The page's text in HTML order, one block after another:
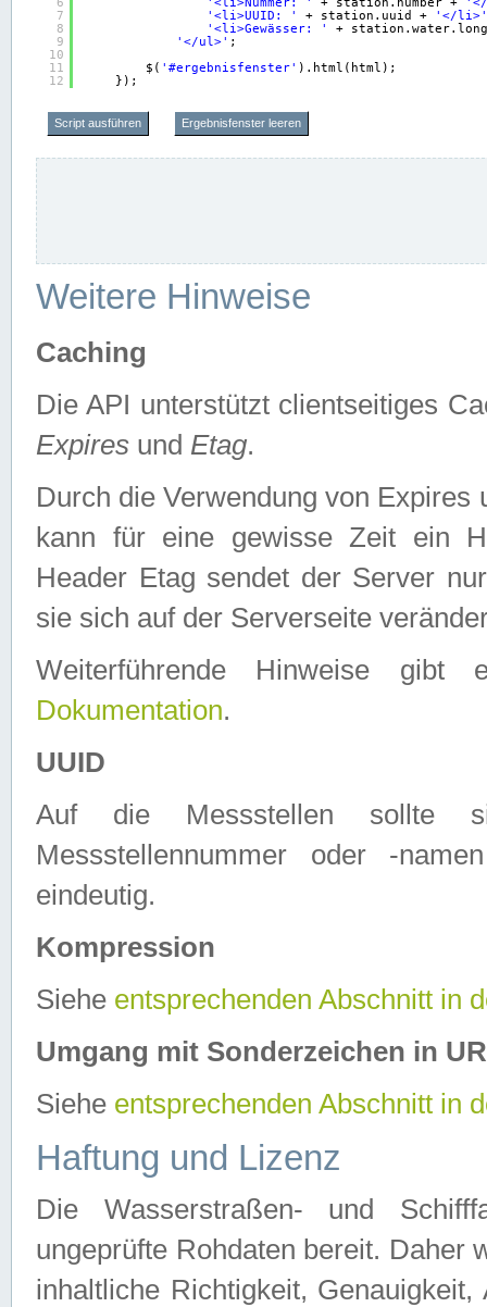
7
8
9
10
11
12
'<li>UUID: '
+ station.uuid +
'</li>'
'<li>Gewässer: '
+
'</ul>' ;
$( '#ergebnisfenster' ).html(html);
});
Script ausführen Ergebnisfenster leeren
Weitere Hinweise
Caching
Die API unterstützt clientseitiges
Expires und Etag.
Durch die Verwendung von
kann für eine gewisse Zeit ein
Header Etag sendet der Server
sie sich auf der Serverseite
Weiterführende Hinweise
Dokumentation.
UUID
Auf die Messstellen sollte
Messstellennummer oder -
eindeutig.
Kompression
Siehe entsprechenden Abschnitt in
Umgang mit Sonderzeichen in
Siehe entsprechenden Abschnitt in
Haftung und Lizenz
Die Wasserstraßen- und
ungeprüfte Rohdaten bereit. Daher
inhaltliche Richtigkeit,